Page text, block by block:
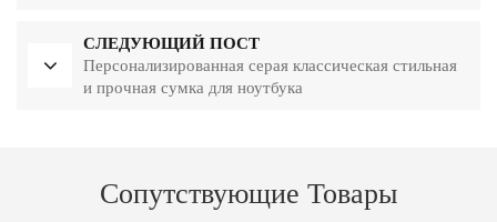
СЛЕДУЮЩИЙ ПОСТ
Персонализированная серая классическая стильная
и прочная сумка для ноутбука
Сопутствующие Товары